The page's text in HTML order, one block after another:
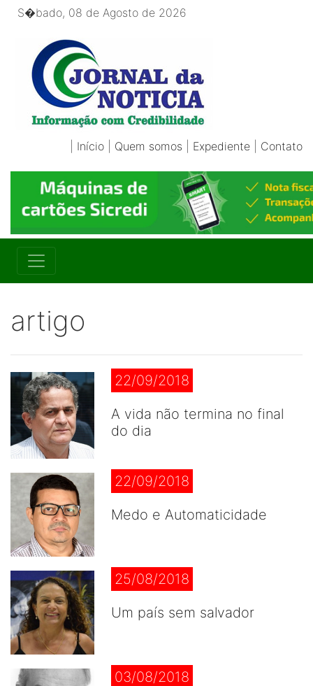
S�bado, 08 de Agosto de 2026
Início Quem somos Expediente Contato
artigo
22/09/2018
A vida não termina no final
do dia
22/09/2018
Medo e Automaticidade
25/08/2018
Um país sem salvador
03/08/2018